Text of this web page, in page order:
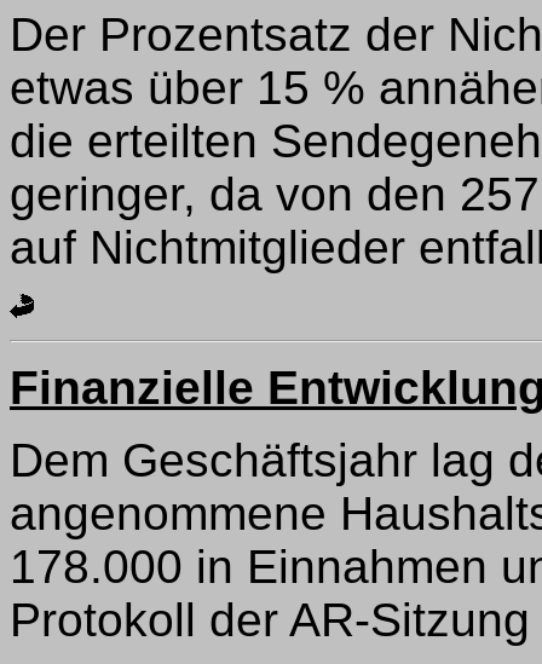
Der Prozentsatz der
etwas über 15 %
die erteilten
geringer, da von den
auf Nichtmitglieder
Finanzielle
Dem Geschäftsjahr lag
angenommene
178.000 in Einnahmen
Protokoll der AR-